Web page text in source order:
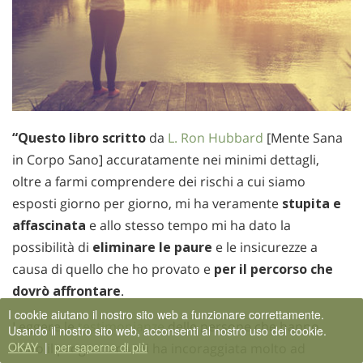
“Questo libro scritto da L. Ron Hubbard [Mente Sana
in Corpo Sano] accuratamente nei minimi dettagli,
oltre a farmi comprendere dei rischi a cui siamo
esposti giorno per giorno, mi ha veramente stupita e
affascinata e allo stesso tempo mi ha dato la
possibilità di eliminare le paure e le insicurezze a
causa di quello che ho provato e per il percorso che
dovrò affrontare.
Leggere letestimonianzedelle persone che hanno
finito il programma mi ha incoraggiata molto ad
I cookie aiutano il nostro sito web a funzionare correttamente.
Usando il nostro sito web, acconsenti al nostro uso dei cookie.
OKAY | per saperne di più